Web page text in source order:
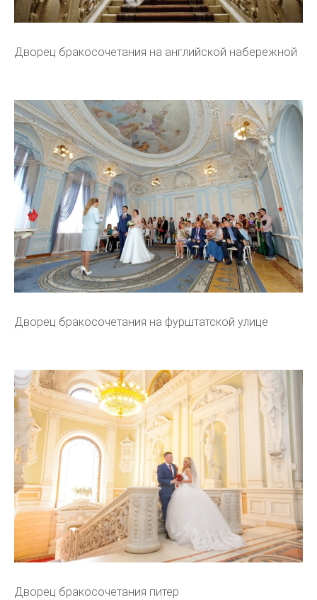
Дворец бракосочетания на английской набережной
Дворец бракосочетания на фурштатской улице
Дворец бракосочетания питер